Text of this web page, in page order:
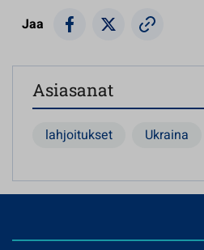
Jaa
Asiasanat
lahjoitukset Ukraina